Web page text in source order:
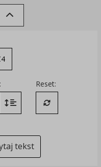
odstęp między literami
Zmień interlinię i margines
Reset:
Przywróć
tekst